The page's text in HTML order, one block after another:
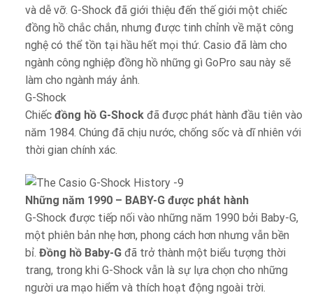
và dễ vỡ. G-Shock đã giới thiệu đến thế giới một chiếc
đồng hồ chắc chắn, nhưng được tinh chỉnh về mặt công
nghệ có thể tồn tại hầu hết mọi thứ. Casio đã làm cho
ngành công nghiệp đồng hồ những gì GoPro sau này sẽ
làm cho ngành máy ảnh.
G-Shock
Chiếc đồng hồ G-Shockđã được phát hành đầu tiên vào
năm 1984. Chúng đã chịu nước, chống sốc và dĩ nhiên với
thời gian chính xác.
Những năm 1990 – BABY-G được phát hành
G-Shock được tiếp nối vào những năm 1990 bởi Baby-G,
một phiên bản nhẹ hơn, phong cách hơn nhưng vẫn bền
bỉ. Đồng hồ Baby-Gđã trở thành một biểu tượng thời
trang, trong khi G-Shock vẫn là sự lựa chọn cho những
người ưa mạo hiểm và thích hoạt động ngoài trời.